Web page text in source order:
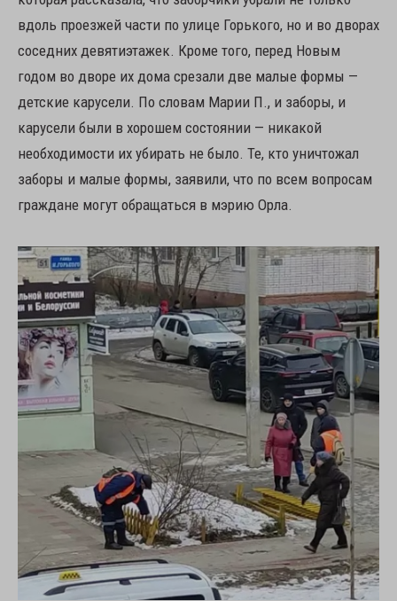
вдоль проезжей части по улице Горького, но и во дворах
соседних девятиэтажек. Кроме того, перед Новым
годом во дворе их дома срезали две малые формы —
детские карусели. По словам Марии П., и заборы, и
карусели были в хорошем состоянии — никакой
необходимости их убирать не было. Те, кто уничтожал
заборы и малые формы, заявили, что по всем вопросам
граждане могут обращаться в мэрию Орла.